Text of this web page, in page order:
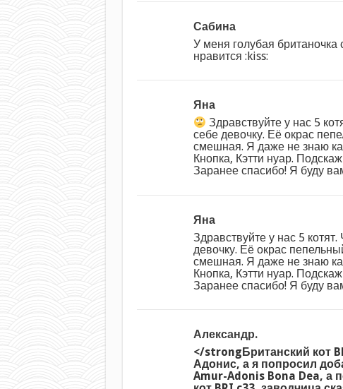
Сабина
У меня голубая
нравится :kiss:
Яна
Здравствуйте у нас 5
себе девочку. Её окрас
смешная. Я даже не знаю
Кнопка, Кэтти нуар.
Заранее спасибо! Я буду
Яна
Здравствуйте у нас 5
девочку. Её окрас
смешная. Я даже не знаю
Кнопка, Кэтти нуар.
Заранее спасибо! Я буду
Александр.
</strongБританский кот
Адонис, а я попросил
Amur-Adonis Bona Dea, а